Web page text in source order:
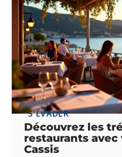
S'ÉVADER
Découvrez les
restaurants avec
Cassis